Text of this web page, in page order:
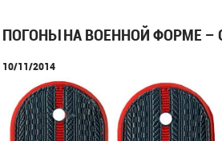
ПОГОНЫ НА ВОЕННОЙ ФОРМЕ –
10/11/2014